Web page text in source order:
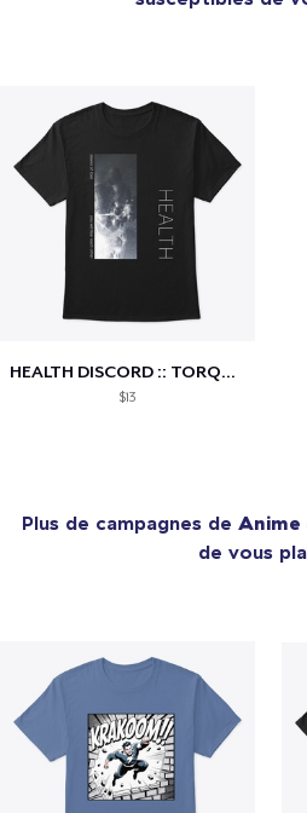
HEALTH DISCORD :: TORQUEFEST 2021
$13
Plus de campagnes de Anime
de vous